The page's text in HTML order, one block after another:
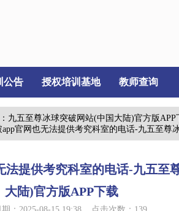
公告 授权培训基地 教师查询
九五至尊冰球突破网站(中国大陆)官方版APP
app官网也无法提供考究科室的电话-九五至尊
法提供考究科室的电话-九五至
大陆)官方版APP下载